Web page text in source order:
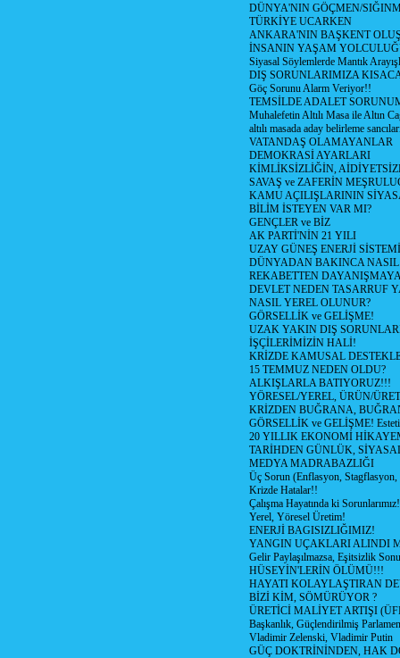
DÜNYA'NIN GÖÇMEN/
TÜRKİYE UCARKEN
ANKARA'NIN BAŞKENT
İNSANIN YAŞAM
Siyasal Söylemlerde Mantık
DIŞ SORUNLARIMIZA
Göç Sorunu Alarm Veriyor!!
TEMSİLDE ADALET
Muhalefetin Altılı Masa ile Altın
altılı masada aday belirleme
VATANDAŞ OLAMAYANLAR
DEMOKRASİ AYARLARI
KİMLİKSİZLİĞİN,
SAVAŞ ve ZAFERİN
KAMU AÇILIŞLARININ
BİLİM İSTEYEN VAR MI?
GENÇLER ve BİZ
AK PARTİ'NİN 21 YILI
UZAY GÜNEŞ ENERJİ SİSTEMİ
DÜNYADAN BAKINCA
REKABETTEN
DEVLET NEDEN TASARRUF
NASIL YEREL OLUNUR?
GÖRSELLİK ve GELİŞME!
UZAK YAKIN DIŞ
İŞÇİLERİMİZİN HALİ!
KRİZDE KAMUSAL
15 TEMMUZ NEDEN OLDU?
ALKIŞLARLA BATIYORUZ!!!
YÖRESEL/YEREL, ÜRÜN/
KRİZDEN BUĞRANA,
GÖRSELLİK ve GELİŞME!
20 YILLIK EKONOMİ
TARİHDEN GÜNLÜK,
MEDYA MADRABAZLIĞI
Üç Sorun (Enflasyon, Stagflasyon,
Krizde Hatalar!!
Çalışma Hayatında ki
Yerel, Yöresel Üretim!
ENERJİ BAGISIZLIĞIMIZ!
YANGIN UÇAKLARI ALINDI
Gelir Paylaşılmazsa, Eşitsizlik
HÜSEYİN'LERİN ÖLÜMÜ!!!
HAYATI KOLAYLAŞTIRAN
BİZİ KİM, SÖMÜRÜYOR ?
ÜRETİCİ MALİYET ARTIŞI
Başkanlık, Güçlendirilmiş
Vladimir Zelenski, Vladimir Putin
GÜÇ DOKTRİNİNDEN, HAK